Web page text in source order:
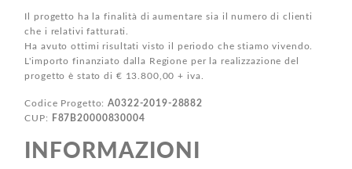
Il progetto ha la finalità di aumentare sia il numero di clienti
che i relativi fatturati.
Ha avuto ottimi risultati visto il periodo che stiamo vivendo.
L'importo finanziato dalla Regione per la realizzazione del
progetto è stato di € 13.800,00 + iva.
Codice Progetto:A0322-2019-28882
CUP:
F87B20000830004
INFORMAZIONI